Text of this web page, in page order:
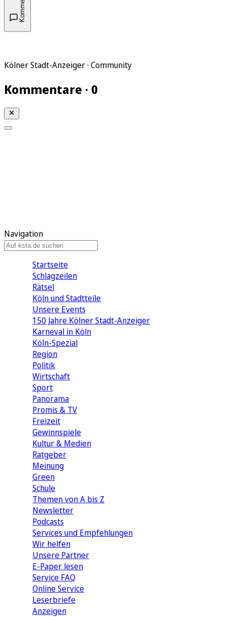
Kölner Stadt-Anzeiger · Community
Kommentare · 0
Navigation
Startseite
Schlagzeilen
Rätsel
Köln und Stadtteile
Unsere Events
150 Jahre Kölner Stadt-Anzeiger
Karneval in Köln
Köln-Spezial
Region
Politik
Wirtschaft
Sport
Panorama
Promis & TV
Freizeit
Gewinnspiele
Kultur & Medien
Ratgeber
Meinung
Green
Schule
Themen von A bis Z
Newsletter
Podcasts
Services und Empfehlungen
Wir helfen
Unsere Partner
E-Paper lesen
Service FAQ
Online Service
Leserbriefe
Anzeigen